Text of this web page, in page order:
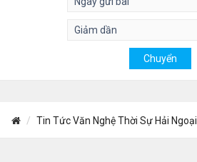
Tin Tức Văn Nghệ Thời Sự Hải Ngoại